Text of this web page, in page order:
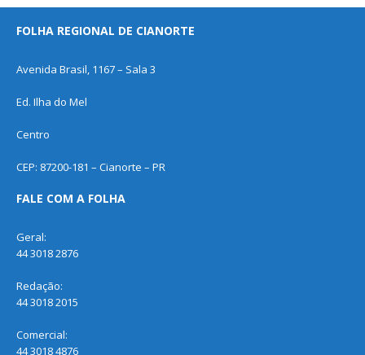
FOLHA REGIONAL DE CIANORTE
Avenida Brasil, 1167 – Sala 3
Ed. Ilha do Mel
Centro
CEP: 87200-181 – Cianorte – PR
FALE COM A FOLHA
Geral:
44 3018 2876
Redação:
44 3018 2015
Comercial:
44 3018 4876